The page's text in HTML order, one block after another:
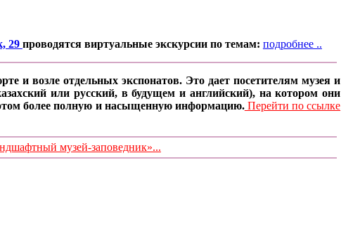
29 проводятся виртуальные экскурсии по темам: подробнее ..
и возле отдельных экспонатов. Это дает посетителям музея и
или русский, в будущем и английский), на котором они
более полную и насыщенную информацию.Перейти по ссылке
музей-заповедник»...